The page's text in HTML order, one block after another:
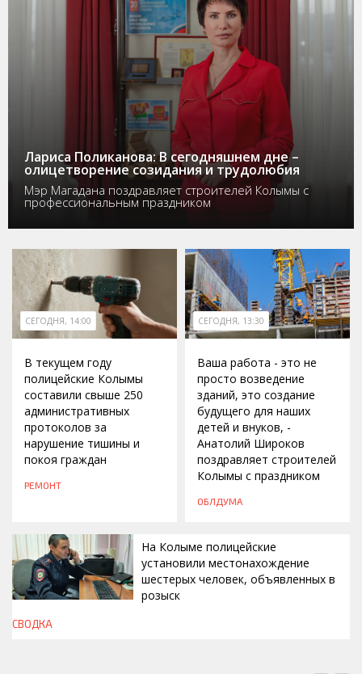
Лариса Поликанова: В сегодняшнем дне –
олицетворение созидания и трудолюбия
Мэр Магадана поздравляет строителей Колымы с
профессиональным праздником
СЕГОДНЯ, 14:00
В текущем году
полицейские Колымы
составили свыше 250
административных
протоколов за
нарушение тишины и
покоя граждан
РЕМОНТ
СЕГОДНЯ, 13:30
Ваша работа - это не
просто возведение
зданий, это создание
будущего для наших
детей и внуков, -
Анатолий Широков
поздравляет строителей
Колымы с праздником
ОБЛДУМА
СЕГОДНЯ, 13:00
На Колыме полицейские
установили местонахождение
шестерых человек, объявленных в
розыск
СВОДКА